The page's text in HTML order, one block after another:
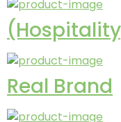
Real Brand